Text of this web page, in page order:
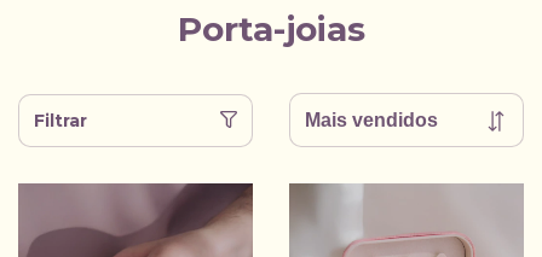
Porta-joias
Filtrar